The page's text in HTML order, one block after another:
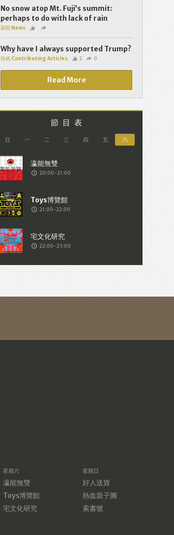
No snow atop Mt. Fuji’s summit:
perhaps to do with lack of rain
新聞 News
Why have I always supported Trump?
投稿 Contributing Articles 2 0
Read More
節目表
日 一 二 三 四 五 六
20:00-21:00
21:00-22:00
22:00-23:00
星期六
瀛能無雙
Toys博覽館
宅文化研究
星期日
好人送貨
熱血親子團
索書號